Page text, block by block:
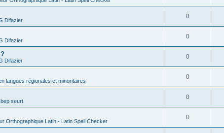
Difazier
0
Difazier
0
Difazier
0
langues régionales et minoritaires
0
seurt
0
Orthographique Latin - Latin Spell Checker
0